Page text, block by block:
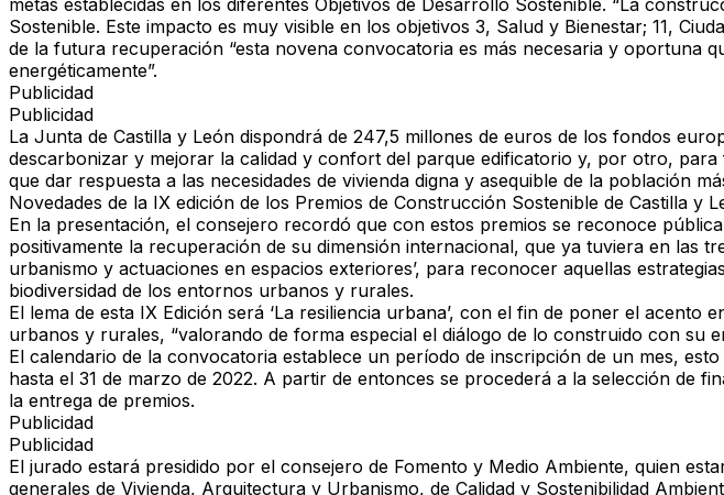
metas establecidas en los diferentes Objetivos de Desarrollo Sostenible. “La
Sostenible. Este impacto es muy visible en los objetivos 3, Salud y Bienestar; 11,
de la futura recuperación “esta novena convocatoria es más necesaria y oportuna
energéticamente”.
Publicidad
Publicidad
La Junta de Castilla y León dispondrá de 247,5 millones de euros de los fondos
descarbonizar y mejorar la calidad y confort del parque edificatorio y, por otro,
que dar respuesta a las necesidades de vivienda digna y asequible de la población
Novedades de la IX edición de los Premios de Construcción Sostenible de Castilla y
En la presentación, el consejero recordó que con estos premios se reconoce
positivamente la recuperación de su dimensión internacional, que ya tuviera en las
urbanismo y actuaciones en espacios exteriores’, para reconocer aquellas
biodiversidad de los entornos urbanos y rurales.
El lema de esta IX Edición será ‘La resiliencia urbana’, con el fin de poner el
urbanos y rurales, “valorando de forma especial el diálogo de lo construido con su
El calendario de la convocatoria establece un período de inscripción de un mes,
hasta el 31 de marzo de 2022. A partir de entonces se procederá a la selección de
la entrega de premios.
Publicidad
Publicidad
El jurado estará presidido por el consejero de Fomento y Medio Ambiente, quien
generales de Vivienda, Arquitectura y Urbanismo, de Calidad y Sostenibilidad